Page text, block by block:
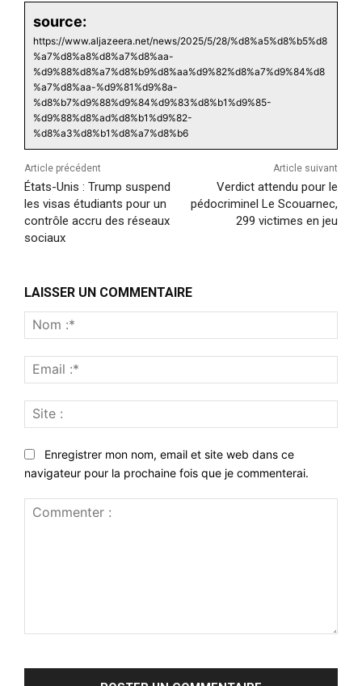
source:
https://www.aljazeera.net/news/2025/5/28/%d8%a5%d8%b5%d8
%a7%d8%a8%d8%a7%d8%aa-
%d9%88%d8%a7%d8%b9%d8%aa%d9%82%d8%a7%d9%84%d8
%a7%d8%aa-%d9%81%d9%8a-
%d8%b7%d9%88%d9%84%d9%83%d8%b1%d9%85-
%d9%88%d8%ad%d8%b1%d9%82-
%d8%a3%d8%b1%d8%a7%d8%b6
Article précédent
États-Unis : Trump suspend
les visas étudiants pour un
contrôle accru des réseaux
sociaux
Article suivant
Verdict attendu pour le
pédocriminel Le Scouarnec,
299 victimes en jeu
LAISSER UN COMMENTAIRE
:*
:*
:
Enregistrer mon nom, email et site web dans ce
navigateur pour la prochaine fois que je commenterai.